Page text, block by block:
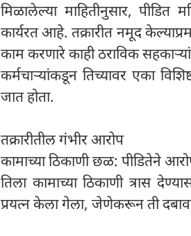
मिळालेल्या माहितीनुसार,
कार्यरत आहे. तक्रारीत नमूद
काम करणारे काही ठराविक
कर्मचाऱ्यांकडून तिच्यावर एका
जात होता.
तक्रारीतील गंभीर आरोप
कामाच्या ठिकाणी छळ: पीडितेने
तिला कामाच्या ठिकाणी त्रास
प्रयत्न केला गेला, जेणेकरून ती